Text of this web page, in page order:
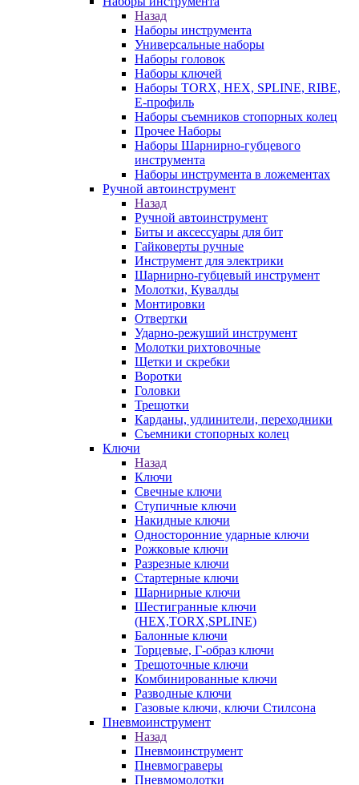
Назад
Наборы инструмента
Универсальные наборы
Наборы головок
Наборы ключей
Наборы TORX, HEX, SPLINE, RIBE,
E-профиль
Наборы съемников стопорных колец
Прочее Наборы
Наборы Шарнирно-губцевого
инструмента
Наборы инструмента в ложементах
Ручной автоинструмент
Назад
Ручной автоинструмент
Биты и аксессуары для бит
Гайковерты ручные
Инструмент для электрики
Шарнирно-губцевый инструмент
Молотки, Кувалды
Монтировки
Отвертки
Ударно-режуший инструмент
Молотки рихтовочные
Щетки и скребки
Воротки
Головки
Трещотки
Карданы, удлинители, переходники
Съемники стопорных колец
Ключи
Назад
Ключи
Свечные ключи
Ступичные ключи
Накидные ключи
Односторонние ударные ключи
Рожковые ключи
Разрезные ключи
Стартерные ключи
Шарнирные ключи
Шестигранные ключи
(HEX,TORX,SPLINE)
Балонные ключи
Торцевые, Г-образ ключи
Трещоточные ключи
Комбинированные ключи
Разводные ключи
Газовые ключи, ключи Стилсона
Пневмоинструмент
Назад
Пневмоинструмент
Пневмограверы
Пневмомолотки